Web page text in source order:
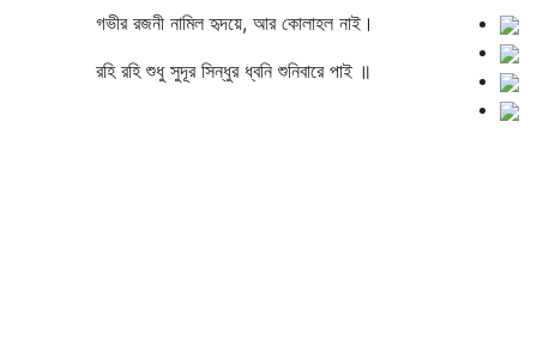
গভীর রজনী নামিল হৃদয়ে, আর কোলাহল নাই।
রহি রহি শুধু সুদূর সিন্ধুর ধ্বনি শুনিবারে পাই ॥